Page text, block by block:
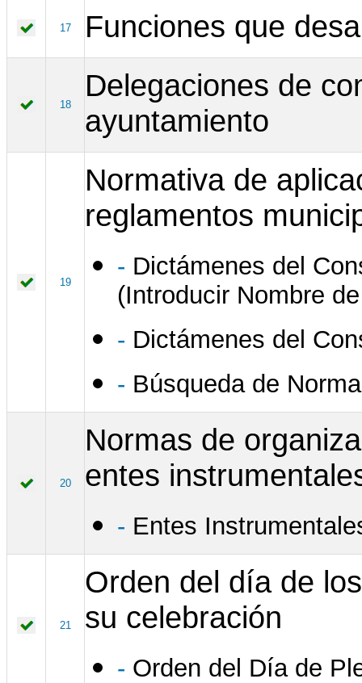
17 Funciones que
18
Delegaciones de
ayuntamiento
19
Normativa de
reglamentos
- Dictámenes del
(Introducir Nombre
- Dictámenes del
- Búsqueda de
20
Normas de
entes
- Entes
21
Orden del día de
su celebración
- Orden del Día de